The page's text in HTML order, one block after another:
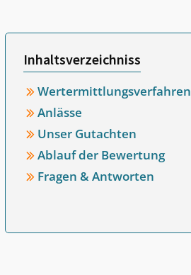
Inhaltsverzeichniss
Wertermittlungsverfahren
Anlässe
Unser Gutachten
Ablauf der Bewertung
Fragen & Antworten